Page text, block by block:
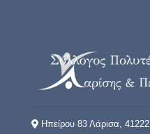
Ηπείρου 83 Λάρισα, 41222